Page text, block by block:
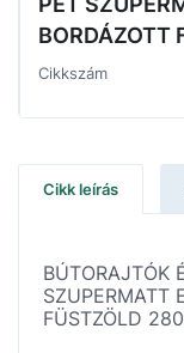
Cikkszám
Cikk leírás
BÚTORAJTÓK
SZUPERMATT
FÜSTZÖLD